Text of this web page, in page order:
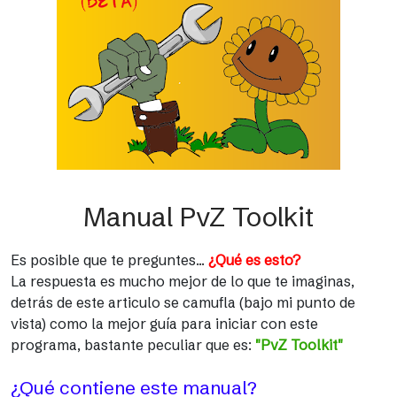
Manual PvZ Toolkit
Es posible que te preguntes... ¿Qué es esto?
La respuesta es mucho mejor de lo que te imaginas,
detrás de este articulo se camufla (bajo mi punto de
vista) como la mejor guía para iniciar con este
programa, bastante peculiar que es: "PvZ Toolkit"
¿Qué contiene este manual?